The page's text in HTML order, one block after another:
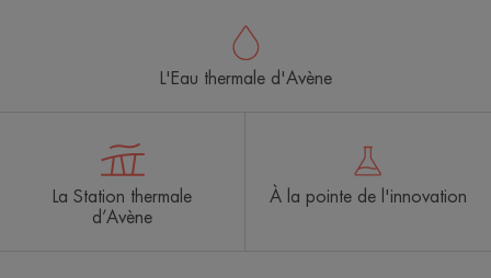
L'Eau thermale d'Avène
La Station thermale
d’Avène
À la pointe de l'innovation